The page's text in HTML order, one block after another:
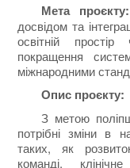
Мета
досвідом та
освітній
покращення
міжнародними
Опис проєкту:
З метою
потрібні зміни в
таких, як
команді,